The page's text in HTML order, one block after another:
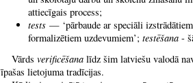
attiecīgais process;
tests — ‘pārbaude ar speciāli
formalizētiem uzdevumiem’; testēšana -
Vārds verificēšana līdz šim latviešu valodā
īpašas lietojuma tradīcijas.